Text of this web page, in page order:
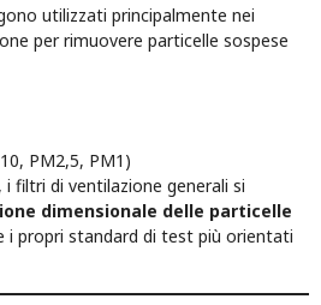
utilizzati principalmente nei
per rimuovere particelle sospese
PM2,5, PM1)
i filtri di ventilazione generali si
dimensionale delle particelle
i propri standard di test più orientati